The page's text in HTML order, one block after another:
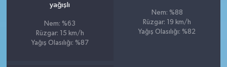
yağışlı
Nem: %63
Rüzgar: 15 km/h
Yağış Olasılığı: %87
Nem: %88
Rüzgar: 19 km/h
Yağış Olasılığı: %82